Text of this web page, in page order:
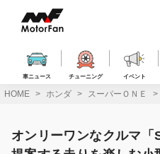
ス
車ニュース チューニング イベント
HOME ホンダ スーパーＯＮＥ
オンリーワンなクルマ